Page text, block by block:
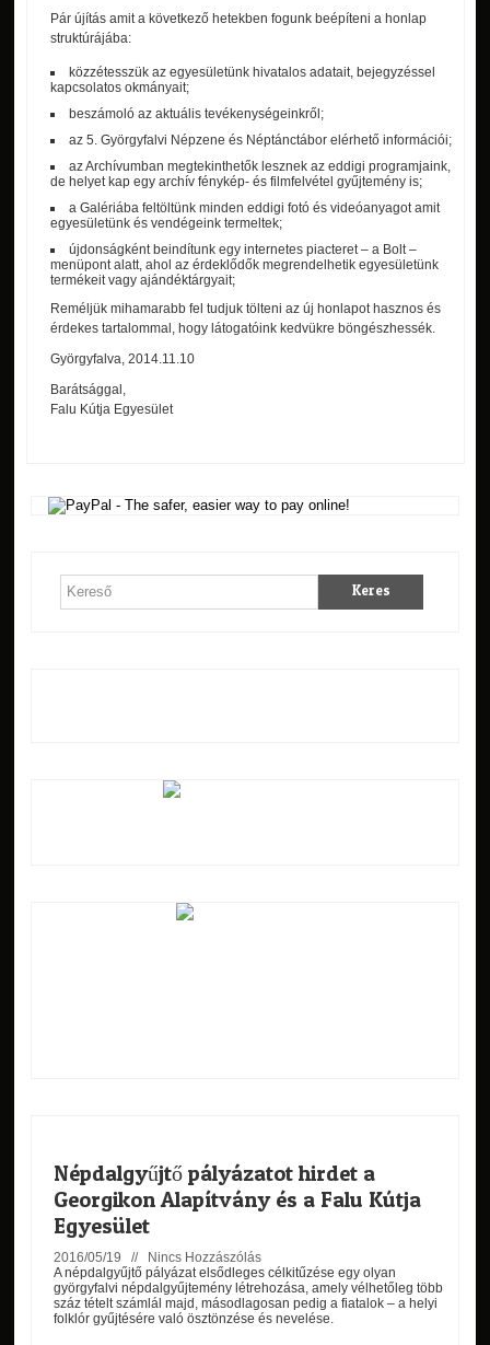
Pár újítás amit a következő hetekben fogunk beépíteni a honlap
struktúrájába:
közzétesszük az egyesületünk hivatalos adatait, bejegyzéssel
kapcsolatos okmányait;
beszámoló az aktuális tevékenységeinkről;
az 5. Györgyfalvi Népzene és Néptánctábor elérhető információi;
az Archívumban megtekinthetők lesznek az eddigi programjaink,
de helyet kap egy archív fénykép- és filmfelvétel gyűjtemény is;
a Galériába feltöltünk minden eddigi fotó és videóanyagot amit
egyesületünk és vendégeink termeltek;
újdonságként beindítunk egy internetes piacteret – a Bolt –
menüpont alatt, ahol az érdeklődők megrendelhetik egyesületünk
termékeit vagy ajándéktárgyait;
Reméljük mihamarabb fel tudjuk tölteni az új honlapot hasznos és
érdekes tartalommal, hogy látogatóink kedvükre böngészhessék.
Györgyfalva, 2014.11.10
Barátsággal,
Falu Kútja Egyesület
Népdalgyűjtő pályázatot hirdet a
Georgikon Alapítvány és a Falu Kútja
Egyesület
2016/05/19 //
Nincs Hozzászólás
A népdalgyűjtő pályázat elsődleges célkitűzése egy olyan
györgyfalvi népdalgyűjtemény létrehozása, amely vélhetőleg több
száz tételt számlál majd, másodlagosan pedig a fiatalok – a helyi
folklór gyűjtésére való ösztönzése és nevelése.